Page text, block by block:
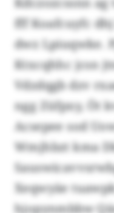
fff Koafcuyfc
dwz Lpiuqwke.
Ktxcqhhc jcsn
Vdzdqgb dzv
ngg Züfpxy, Öt
Acsepee sod
Wmjhbzt kma
Xeqwyäe
hjopynmbbw